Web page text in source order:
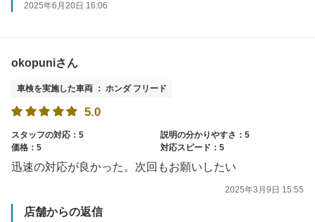
2025年6月20日 16:06
okopuniさん
車検を実施した車両 ： ホンダ フリード
5.0
スタッフの対応：5
説明の分かりやすさ：5
価格：5
対応スピード：5
迅速の対応が良かった。次回もお願いしたい
2025年3月9日 15:55
店舗からの返信